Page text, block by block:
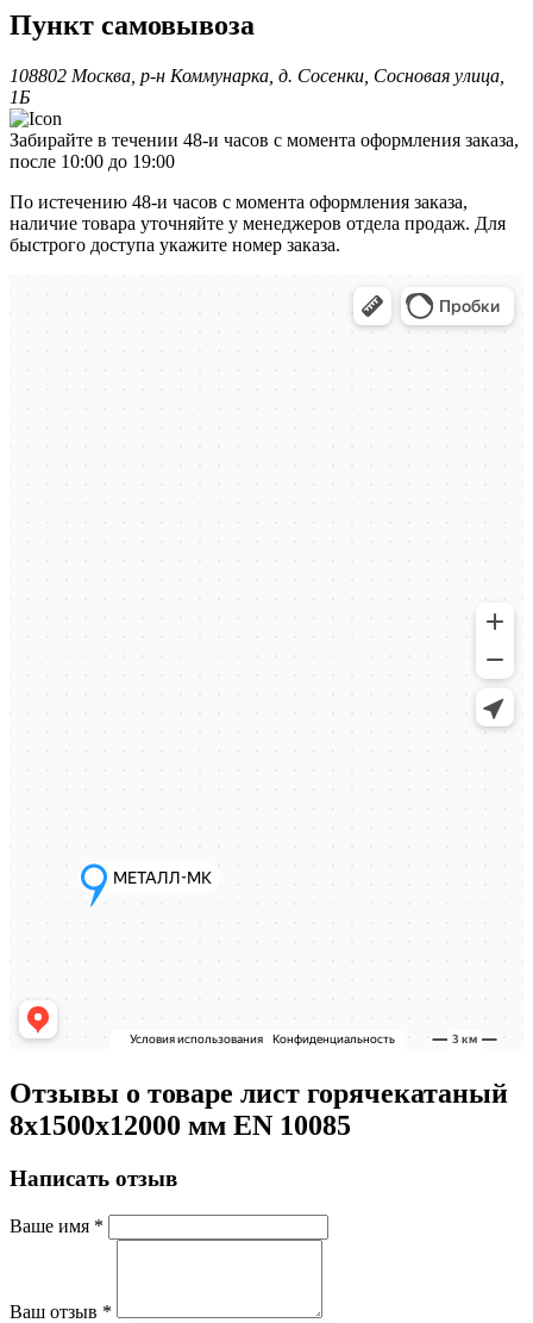
Пункт самовывоза
108802 Москва, р-н Коммунарка, д. Сосенки, Сосновая улица,
1Б
Забирайте в течении 48-и часов с момента оформления заказа,
после 10:00 до 19:00
По истечению 48-и часов с момента оформления заказа,
наличие товара уточняйте у менеджеров отдела продаж. Для
быстрого доступа укажите номер заказа.
Отзывы о товаре лист горячекатаный
8х1500х12000 мм EN 10085
Написать отзыв
Ваше имя *
Ваш отзыв *